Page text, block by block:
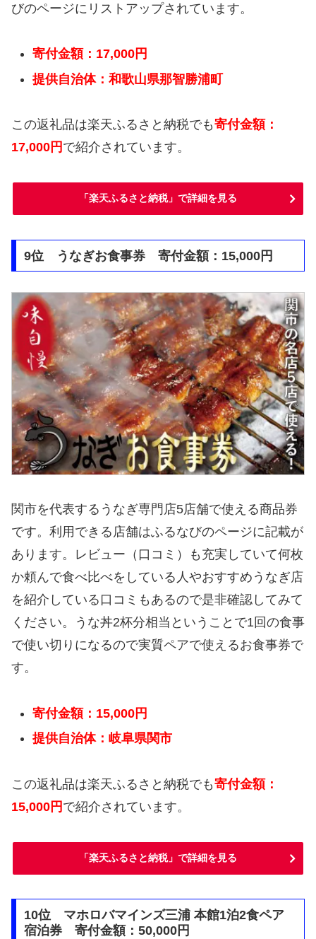
びのページにリストアップされています。
寄付金額：17,000円
提供自治体：和歌山県那智勝浦町
この返礼品は楽天ふるさと納税でも寄付金額：
17,000円 で紹介されています。
「楽天ふるさと納税」で詳細を見る
9位 うなぎお食事券 寄付金額：15,000円
関市を代表するうなぎ専門店5店舗で使える商品券
です。利用できる店舗はふるなびのページに記載が
あります。レビュー（口コミ）も充実していて何枚
か頼んで食べ比べをしている人やおすすめうなぎ店
を紹介している口コミもあるので是非確認してみて
ください。うな丼2杯分相当ということで1回の食事
で使い切りになるので実質ペアで使えるお食事券で
す。
寄付金額：15,000円
提供自治体：岐阜県関市
この返礼品は楽天ふるさと納税でも寄付金額：
15,000円 で紹介されています。
「楽天ふるさと納税」で詳細を見る
10位 マホロバマインズ三浦 本館1泊2食ペア
宿泊券 寄付金額：50,000円